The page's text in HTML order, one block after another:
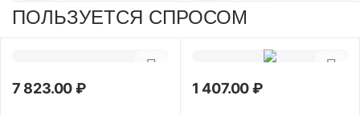
ПОЛЬЗУЕТСЯ СПРОСОМ
7 823.00₽ 1 407.00₽